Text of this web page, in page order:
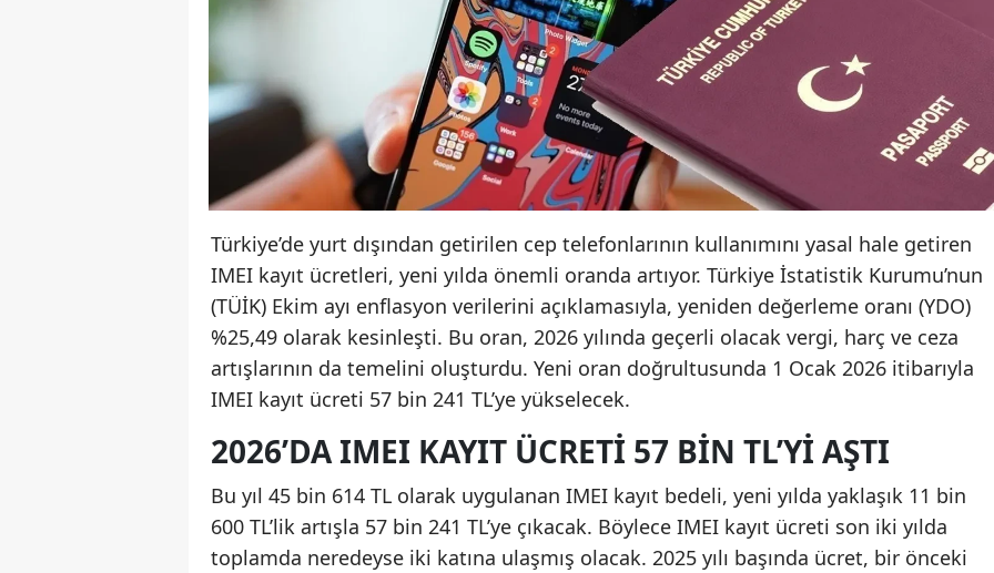
Türkiye’de yurt dışından getirilen cep telefonlarının kullanımını yasal hale getiren
IMEI kayıt ücretleri, yeni yılda önemli oranda artıyor. Türkiye İstatistik Kurumu’nun
(TÜİK) Ekim ayı enflasyon verilerini açıklamasıyla, yeniden değerleme oranı (YDO)
%25,49 olarak kesinleşti. Bu oran, 2026 yılında geçerli olacak vergi, harç ve ceza
artışlarının da temelini oluşturdu. Yeni oran doğrultusunda 1 Ocak 2026 itibarıyla
IMEI kayıt ücreti 57 bin 241 TL’ye yükselecek.
2026’DA IMEI KAYIT ÜCRETI 57 BIN TL’YI AŞTI
Bu yıl 45 bin 614 TL olarak uygulanan IMEI kayıt bedeli, yeni yılda yaklaşık 11 bin
600 TL’lik artışla 57 bin 241 TL’ye çıkacak. Böylece IMEI kayıt ücreti son iki yılda
toplamda neredeyse iki katına ulaşmış olacak. 2025 yılı başında ücret, bir önceki